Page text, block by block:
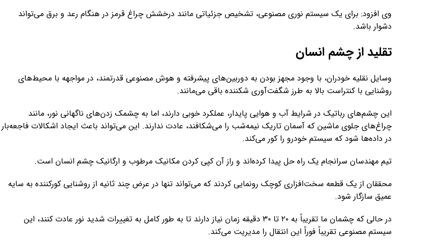
وی افزود: برای یک سیستم نوری مصنوعی، تشخیص جزئیاتی مانند درخشش چراغ قرمز در هنگام رعد و برق می‌تواند
دشوار باشد.
تقلید از چشم انسان
وسایل نقلیه خودران، با وجود مجهز بودن به دوربین‌های پیشرفته و هوش مصنوعی قدرتمند، در مواجهه با محیط‌های
روشنایی با کنتراست بالا به طرز شگفت‌آوری شکننده باقی می‌مانند.
این چشم‌های رباتیک در شرایط آب و هوایی پایدار، عملکرد خوبی دارند، اما به چشمک زدن‌های ناگهانی نور، مانند
چراغ‌های جلوی ماشین که آسمان تاریک نیمه‌شب را می‌شکافند، عادت ندارند. این می‌تواند باعث ایجاد اشکالات فاجعه‌بار
در داده‌ها شود که سیستم خودرو را کور می‌کند.
تیم مهندسان سرانجام یک راه حل پیدا کرده‌اند و راز آن کپی کردن مکانیک مرطوب و ارگانیک چشم انسان است.
محققان از یک قطعه سخت‌افزاری کوچک رونمایی کردند که می‌تواند تنها در عرض چند ثانیه از روشنایی کورکننده به سایه
عمیق سازگار شود.
در حالی که چشمان ما تقریباً به ۲۰ تا ۳۰ دقیقه زمان نیاز دارند تا به طور کامل به تغییرات شدید نور عادت کنند، این
سیستم مصنوعی تقریباً فوراً این انتقال را مدیریت می‌کند.